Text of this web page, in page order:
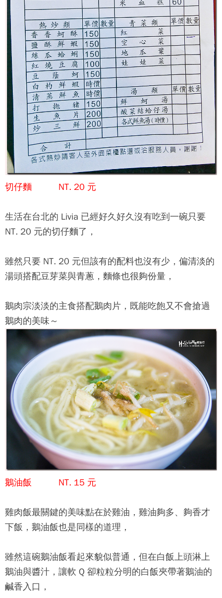
切仔麵 NT. 20 元
生活在台北的 Livia 已經好久好久沒有吃到一碗只要
NT. 20 元的切仔麵了，
雖然只要 NT. 20 元但該有的配料也沒有少，偏清淡的
湯頭搭配豆芽菜與青蔥，麵條也很夠份量，
鵝肉宗淡淡的主食搭配鵝肉片，既能吃飽又不會搶過
鵝肉的美味～
鵝油飯 NT. 15 元
雞肉飯最關鍵的美味點在於雞油，雞油夠多、夠香才
下飯，鵝油飯也是同樣的道理，
雖然這碗鵝油飯看起來貌似普通，但在白飯上頭淋上
鵝油與醬汁，讓軟 Q 卻粒粒分明的白飯夾帶著鵝油的
鹹香入口，